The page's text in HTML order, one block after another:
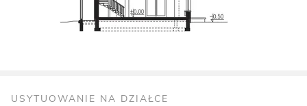
USYTUOWANIE NA DZIAŁCE